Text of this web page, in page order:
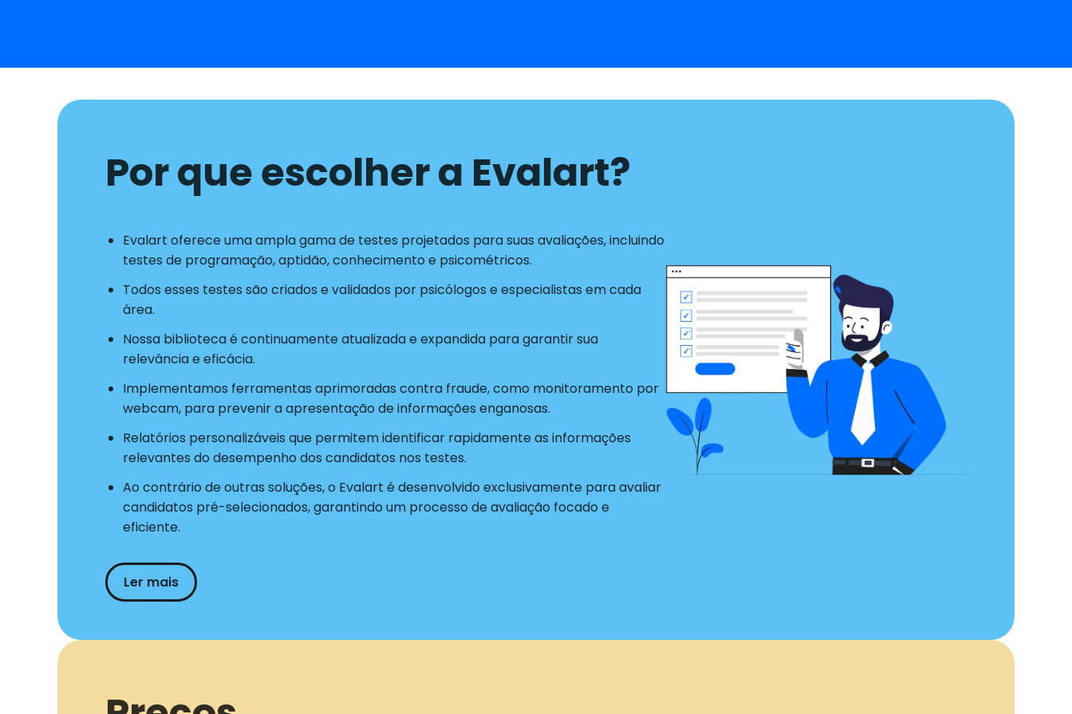
Por que escolher a Evalart?
Evalart oferece uma ampla gama de testes projetados para suas avaliações, incluindo
testes de programação, aptidão, conhecimento e psicométricos.
Todos esses testes são criados e validados por psicólogos e especialistas em cada
área.
Nossa biblioteca é continuamente atualizada e expandida para garantir sua
relevância e eficácia.
Implementamos ferramentas aprimoradas contra fraude, como monitoramento por
webcam, para prevenir a apresentação de informações enganosas.
Relatórios personalizáveis que permitem identificar rapidamente as informações
relevantes do desempenho dos candidatos nos testes.
Ao contrário de outras soluções, o Evalart é desenvolvido exclusivamente para avaliar
candidatos pré-selecionados, garantindo um processo de avaliação focado e
eficiente.
Ler mais